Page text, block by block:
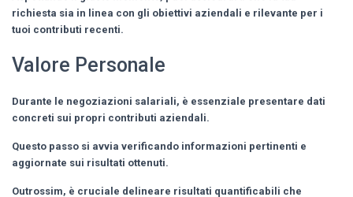
richiesta sia in linea con gli obiettivi aziendali e rilevante per i
tuoi contributi recenti.
Valore Personale
Durante le negoziazioni salariali, è essenziale presentare dati
concreti sui propri contributi aziendali.
Questo passo si avvia verificando informazioni pertinenti e
aggiornate sui risultati ottenuti.
Outrossim, è cruciale delineare risultati quantificabili che